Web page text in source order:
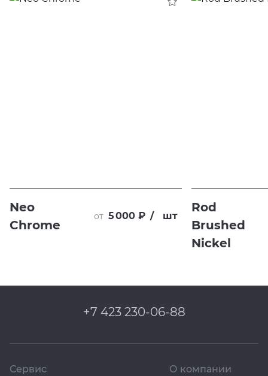
Neo
Chrome
от 5 000 ₽ / шт
Rod
Brushed
Nickel
+7 423 230-06-88
Сервис О компании